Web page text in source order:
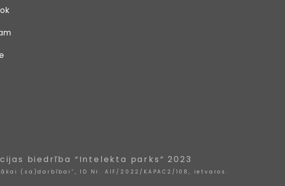
biedrība “Intelekta parks” 2023
(sa)darbībai”, ID Nr. AIF/2022/KAPAC2/108, ietvaros.